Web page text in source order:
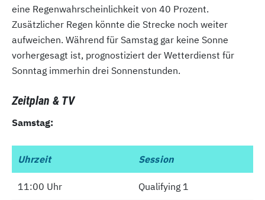
eine Regenwahrscheinlichkeit von 40 Prozent.
Zusätzlicher Regen könnte die Strecke noch weiter
aufweichen. Während für Samstag gar keine Sonne
vorhergesagt ist, prognostiziert der Wetterdienst für
Sonntag immerhin drei Sonnenstunden.
Zeitplan & TV
Samstag:
Uhrzeit Session
11:00 Uhr Qualifying 1
Uhrzeit
11:00 Uhr